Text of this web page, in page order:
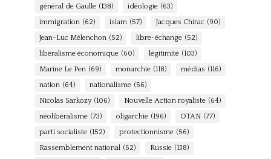
général de Gaulle (138) idéologie (63)
immigration (62) islam (57) Jacques Chirac (90)
Jean-Luc Mélenchon (52) libre-échange (52)
libéralisme économique (60) légitimité (103)
Marine Le Pen (69) monarchie (118) médias (116)
nation (64) nationalisme (56)
Nicolas Sarkozy (106) Nouvelle Action royaliste (64)
néolibéralisme (73) oligarchie (196) OTAN (77)
parti socialiste (152) protectionnisme (56)
Rassemblement national (52) Russie (138)